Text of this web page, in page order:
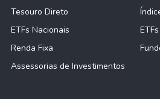
Tesouro Direto
ETFs Nacionais
Renda Fixa
Assessorias de Investimentos